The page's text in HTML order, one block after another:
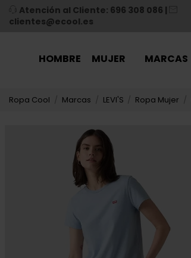
Atención al Cliente: 696 308 086 |
clientes@ecool.es
HOMBRE MUJER MARCAS
Ropa Cool Marcas LEVI'S Ropa Mujer